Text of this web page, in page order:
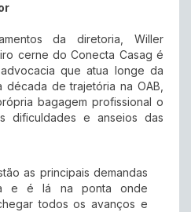
da diretoria, Willer
cerne do Conecta Casag é
que atua longe da
década de trajetória na OAB,
bagagem profissional o
dificuldades e anseios das
as principais demandas
e é lá na ponta onde
todos os avanços e